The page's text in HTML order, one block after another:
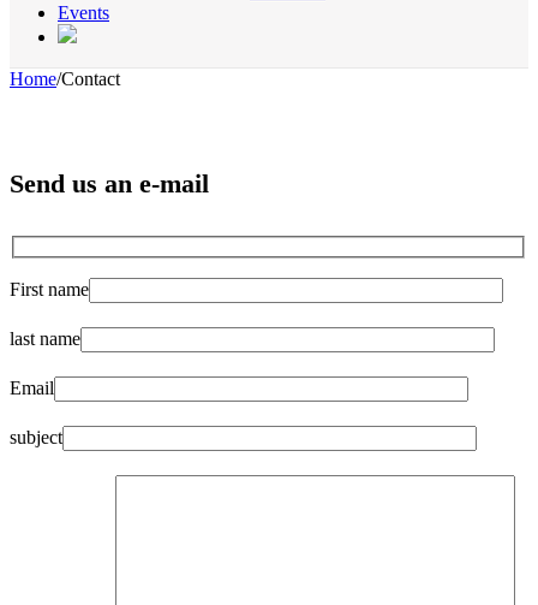
Events
Home/Contact
Send us an e-mail
First name
last name
Email
subject